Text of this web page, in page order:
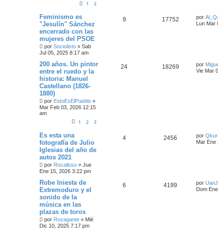
1 2
Feminismo es
"Jesulín" Sánchez
encerrado con las
mujeres del PSOE
por Sociolisto » Sab
Jul 05, 2025 8:17 am
9 17752 por
Lun Mar
200 años. Un pintor
entre el ruedo y la
historia: Manuel
Castellano (1826-
1880)
por EstoEsElPueblo »
Mar Feb 03, 2026 12:15
am
1 2 3
24 18269 por
Vie Mar
Es esta una
fotografía de Julio
Iglesias del año de
autos 2021
por Rocalloso » Jue
Ene 15, 2026 3:22 pm
4 2456 por
Mar Ene
Robe Iniesta de
Extremoduro y el
sonido de la
música en las
plazas de toros
por Rozagante » Mié
Dic 10, 2025 7:17 pm
6 4199 por
Dom